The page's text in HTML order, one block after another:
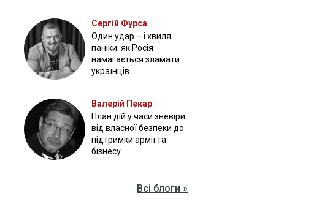
Сергій Фурса
Один удар – і хвиля
паніки: як Росія
намагається зламати
українців
Валерій Пекар
План дій у часи зневіри:
від власної безпеки до
підтримки армії та
бізнесу
Всі блоги »